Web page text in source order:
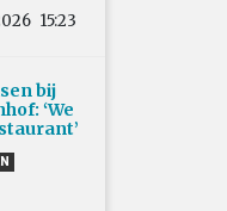
15:23
bij
‘We